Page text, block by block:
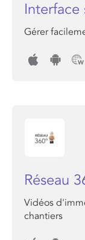
Interface
Gérer
Réseau
Vidéos
chantiers